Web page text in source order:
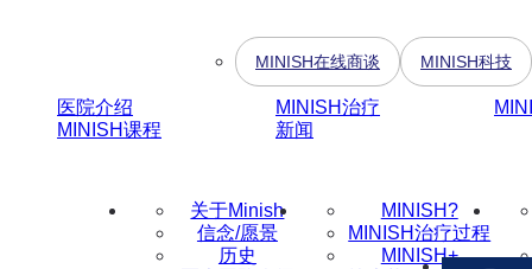
医院介绍 MINISH治疗
MINISH课程
新闻
MINISH在线商谈 MINISH科技
关于Minish
信念/愿景
历史
MINISH?
MINISH治疗过程
MINISH+